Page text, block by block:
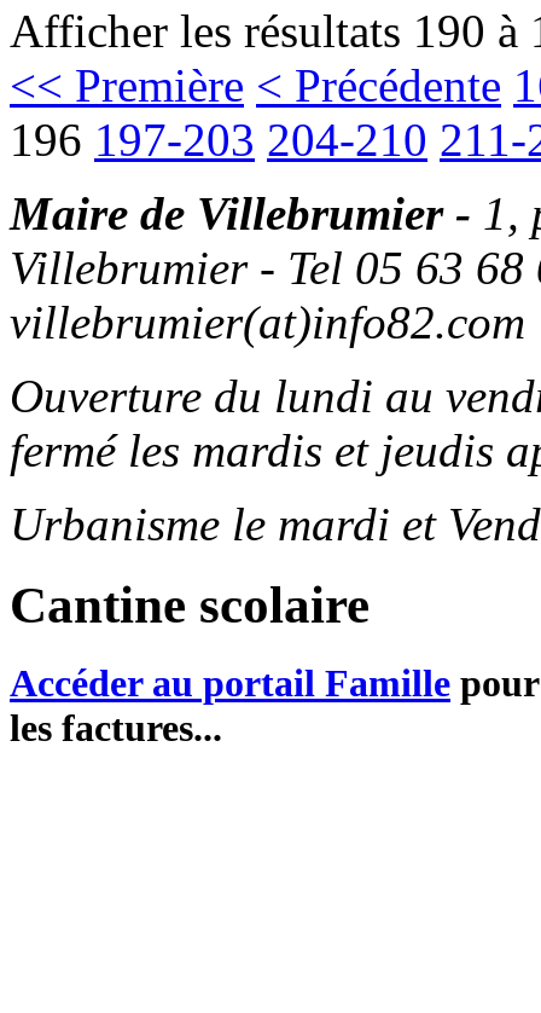
Afficher les résultats 190 à
<< Première < Précédente
196 197-203 204-210 211-
Maire de Villebrumier - 1,
Villebrumier - Tel 05 63
villebrumier(at)info82.com
Ouverture du lundi au
fermé les mardis et jeudis
Urbanisme le mardi et
Cantine scolaire
Accéder au portail Famille
les factures...